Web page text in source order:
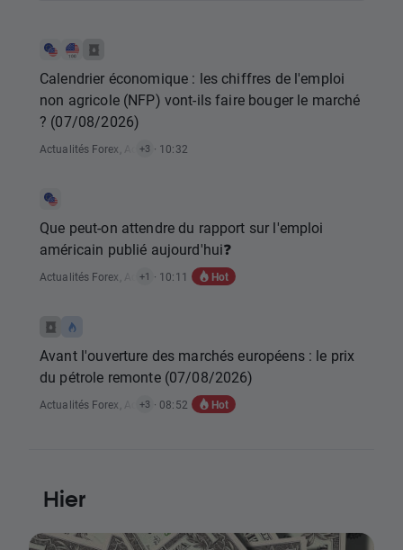
Calendrier économique : les chiffres de l'emploi
non agricole (NFP) vont-ils faire bouger le marché
? (07/08/2026)
Actualités Forex Actualités Matières Premières
+3 · 10:32
Que peut-on attendre du rapport sur l'emploi
américain publié aujourd'hui❓
Actualités Forex Actualités Rapports Économiques
+1 · 10:11 Hot
Avant l'ouverture des marchés européens : le prix
du pétrole remonte (07/08/2026)
Actualités Forex Actualités Matières Premières
+3 · 08:52 Hot
Hier